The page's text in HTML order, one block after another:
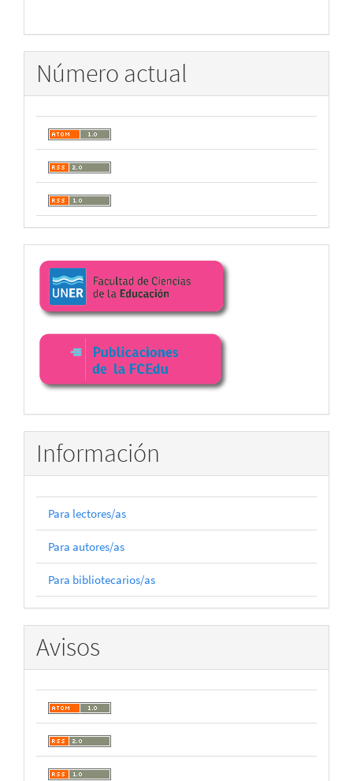
Número actual
Enlaces
facultad
Información
Para lectores/as
Para autores/as
Para bibliotecarios/as
Avisos